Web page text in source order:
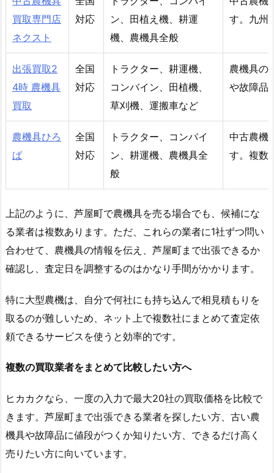
買取専門店
ネクスト
対応
ン、田植え機、耕運
機、農機具全般
す。九州
出張買取2
4時 農機具
買取
全国
対応
トラクター、耕運機、
コンバイン、田植機、
草刈機、運搬車など
農機具の
や故障品
農機具ひろ
ば
全国
対応
トラクター、コンバイ
ン、耕運機、農機具全
般
中古農機
す。複数
上記のように、芦屋町で農機具を売る場合でも、候補にな
る業者は複数あります。ただ、これらの業者に1社ずつ問い
合わせて、農機具の情報を伝え、芦屋町まで出張できるか
確認し、査定日を調整するのはかなり手間がかかります。
特に大型農機は、自分で何社にも持ち込んで相見積もりを
取るのが難しいため、ネット上で複数社にまとめて査定依
頼できるサービスを使うと効率的です。
複数の買取業者をまとめて比較したい方へ
ヒカカクなら、一度の入力で最大20社の買取価格を比較で
きます。芦屋町まで出張できる業者を探したい方、古い農
機具や故障品に値段がつくか知りたい方、できるだけ高く
売りたい方に向いています。